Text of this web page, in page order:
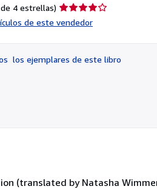
4 estrellas) Calificación
de este vendedor
los ejemplares de este libro
(translated by Natasha